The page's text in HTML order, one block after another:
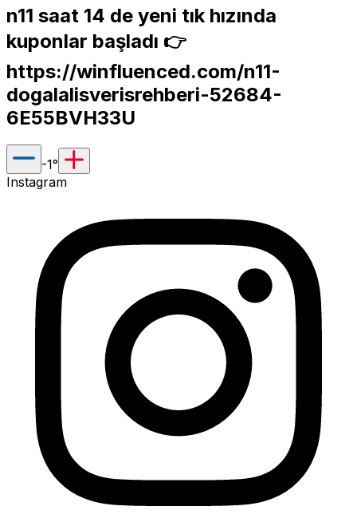
n11 saat 14 de yeni tık hızında
kuponlar başladı 👉
https://winfluenced.com/n11-
dogalalisverisrehberi-52684-
6E55BVH33U
-1°
Instagram